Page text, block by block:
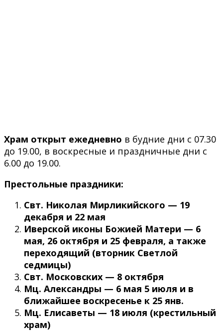
Храм открыт ежедневно в будние дни с 07.30
до 19.00, в воскресные и праздничные дни с
6.00 до 19.00.
Престольные праздники:
Свт. Николая Мирликийского — 19
декабря и 22 мая
Иверской иконы Божией Матери — 6
мая, 26 октября и 25 февраля, а также
переходящий (вторник Светлой
седмицы)
Свт. Московских — 8 октября
Мц. Александры — 6 мая 5 июля и в
ближайшее воскресенье к 25 янв.
Мц. Елисаветы — 18 июля (крестильный
храм)